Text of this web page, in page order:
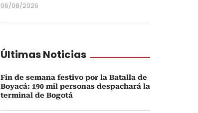
06/08/2026
Últimas Noticias
Fin de semana festivo por la Batalla de
Boyacá: 190 mil personas despachará la
terminal de Bogotá